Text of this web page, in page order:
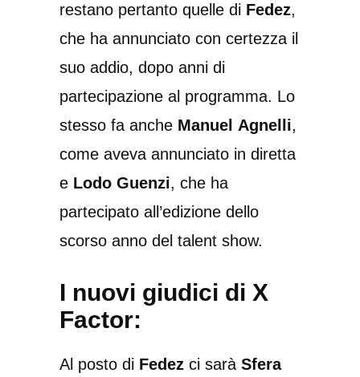
restano pertanto quelle di Fedez,
che ha annunciato con certezza il
suo addio, dopo anni di
partecipazione al programma. Lo
stesso fa anche Manuel Agnelli,
come aveva annunciato in diretta
e Lodo Guenzi, che ha
partecipato all’edizione dello
scorso anno del talent show.
I nuovi giudici di X
Factor:
Al posto di Fedez ci sarà Sfera